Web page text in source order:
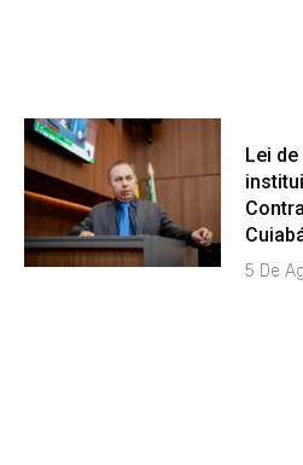
Lei
5 De